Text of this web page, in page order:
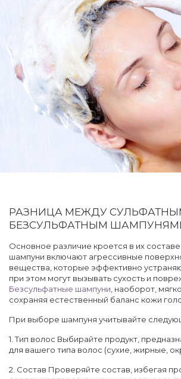
РАЗНИЦА МЕЖДУ
БЕЗСУЛЬФАТНЫМ
Основное различие кроется в их
шампуни включают агрессивные
вещества, которые эффективно
при этом могут вызывать сухость и
Безсульфатные шампуни , наоборот,
сохраняя естественный баланс кожи
При выборе шампуня учитывайте
1. Тип волос Выбирайте продукт,
для вашего типа волос (сухие, жирные,
2. Состав Проверяйте состав, избегая